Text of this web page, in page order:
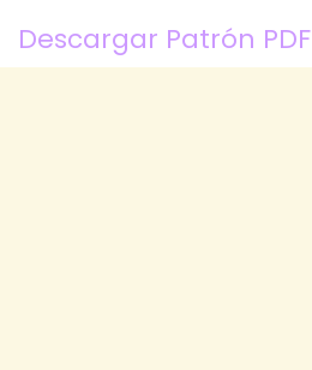
Descargar Patrón PDF